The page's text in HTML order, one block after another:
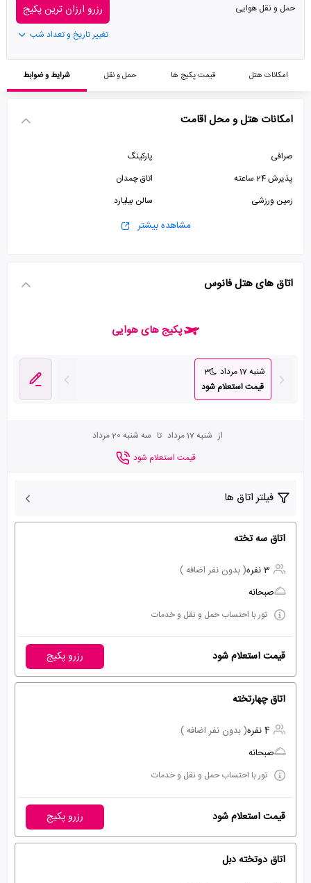
حمل و نقل هوایی
رزرو ارزان ترین پکیج
تغییر تاریخ و تعداد شب
امکانات هتل قیمت پکیج ها حمل و نقل شرایط و ضوابط
امکانات هتل و محل اقامت
صرافی
پارکینگ
پذیرش 24 ساعته
اتاق چمدان
زمین ورزشی
سالن بیلیارد
مشاهده بیشتر
اتاق های هتل فانوس
پکیج های هوایی
شنبه 17 مرداد
3
قیمت استعلام شود
از شنبه 17 مرداد تا سه شنبه 20 مرداد
قیمت استعلام شود
فیلتر اتاق ها
اتاق سه تخته
3 نفره
( بدون نفر اضافه )
صبحانه
تور با احتساب حمل و نقل و خدمات
قیمت استعلام شود رزرو پکیج
اتاق چهارتخته
4 نفره
( بدون نفر اضافه )
صبحانه
تور با احتساب حمل و نقل و خدمات
قیمت استعلام شود رزرو پکیج
اتاق دوتخته دبل